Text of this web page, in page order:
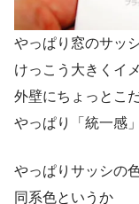
やっぱり窓のサッ
けっこう大きくイ
外壁にちょっとこ
やっぱり「統一感
やっぱりサッシの
同系色というか